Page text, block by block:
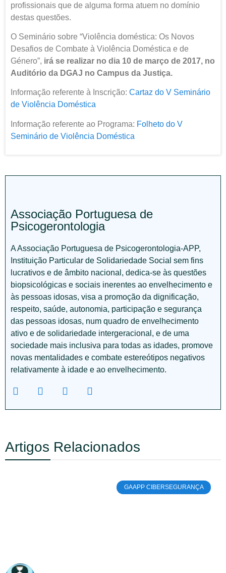
profissionais que de alguma forma atuem no domínio
destas questões.
O Seminário sobre “Violência doméstica: Os Novos
Desafios de Combate à Violência Doméstica e de
Género”, irá se realizar no dia 10 de março de 2017, no
Auditório da DGAJ no Campus da Justiça.
Informação referente à Inscrição: Cartaz do V Seminário
de Violência Doméstica
Informação referente ao Programa: Folheto do V
Seminário de Violência Doméstica
Associação Portuguesa de
Psicogerontologia
A Associação Portuguesa de Psicogerontologia-APP,
Instituição Particular de Solidariedade Social sem fins
lucrativos e de âmbito nacional, dedica-se às questões
biopsicológicas e sociais inerentes ao envelhecimento e
às pessoas idosas, visa a promoção da dignificação,
respeito, saúde, autonomia, participação e segurança
das pessoas idosas, num quadro de envelhecimento
ativo e de solidariedade intergeracional, e de uma
sociedade mais inclusiva para todas as idades, promove
novas mentalidades e combate estereótipos negativos
relativamente à idade e ao envelhecimento.
Artigos Relacionados
GAAPP CIBERSEGURANÇA